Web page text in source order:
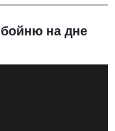
на дне